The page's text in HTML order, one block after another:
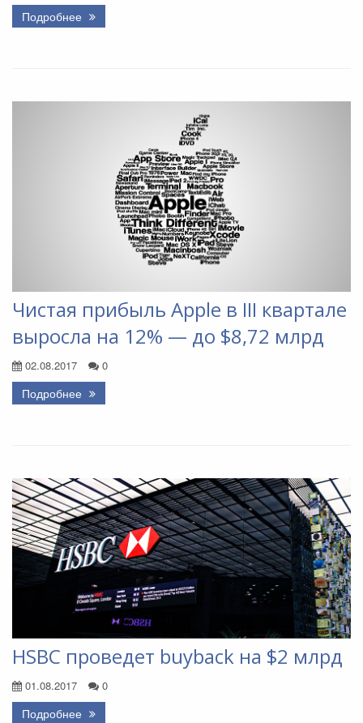
Подробнее
Чистая прибыль Apple в III квартале
выросла на 12% — до $8,72 млрд
02.08.2017 0
Подробнее
HSBC проведет buyback на $2 млрд
01.08.2017 0
Подробнее